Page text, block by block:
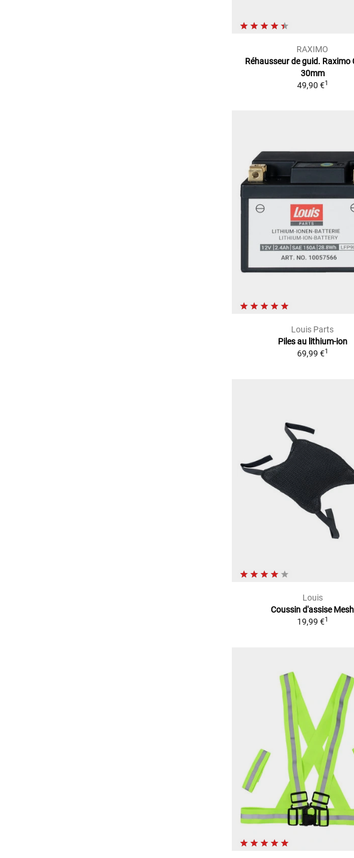
RAXIMO
Réhausseur de guid. Raximo
30mm
49,90 €1
Louis Parts
Piles au lithium-ion
69,99 €1
Louis
Coussin d'assise Mesh
19,99 €1